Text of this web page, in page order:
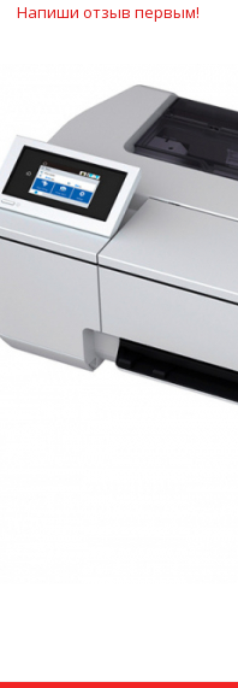
Напиши отзыв первым!